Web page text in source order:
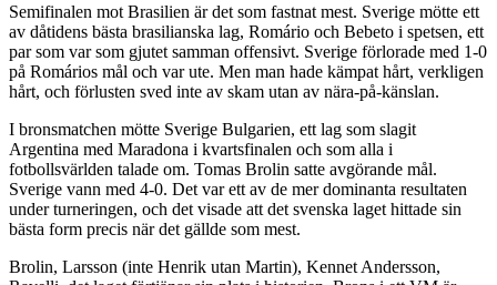
Semifinalen mot Brasilien är det som fastnat mest. Sverige mötte ett
av dåtidens bästa brasilianska lag, Romário och Bebeto i spetsen, ett
par som var som gjutet samman offensivt. Sverige förlorade med 1-0
på Romários mål och var ute. Men man hade kämpat hårt, verkligen
hårt, och förlusten sved inte av skam utan av nära-på-känslan.
I bronsmatchen mötte Sverige Bulgarien, ett lag som slagit
Argentina med Maradona i kvartsfinalen och som alla i
fotbollsvärlden talade om. Tomas Brolin satte avgörande mål.
Sverige vann med 4-0. Det var ett av de mer dominanta resultaten
under turneringen, och det visade att det svenska laget hittade sin
bästa form precis när det gällde som mest.
Brolin, Larsson (inte Henrik utan Martin), Kennet Andersson,